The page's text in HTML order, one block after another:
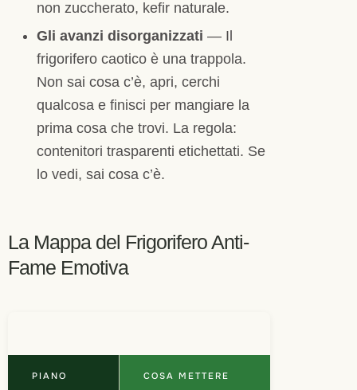
non zuccherato, kefir naturale.
Gli avanzi disorganizzati — Il
frigorifero caotico è una trappola.
Non sai cosa c’è, apri, cerchi
qualcosa e finisci per mangiare la
prima cosa che trovi. La regola:
contenitori trasparenti etichettati. Se
lo vedi, sai cosa c’è.
La Mappa del Frigorifero Anti-
Fame Emotiva
PIANO COSA METTERE